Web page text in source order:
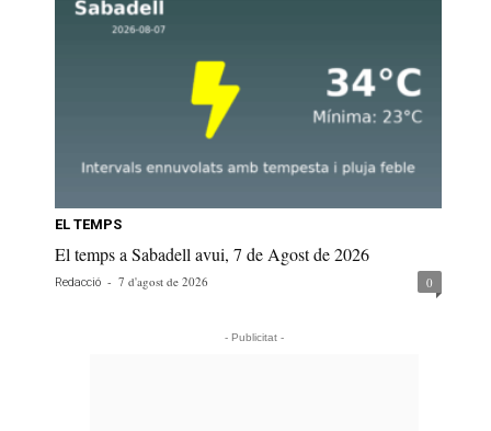
EL TEMPS
El temps a Sabadell avui, 7 de Agost de 2026
Redacció - 7 d'agost de 2026 0
- Publicitat -